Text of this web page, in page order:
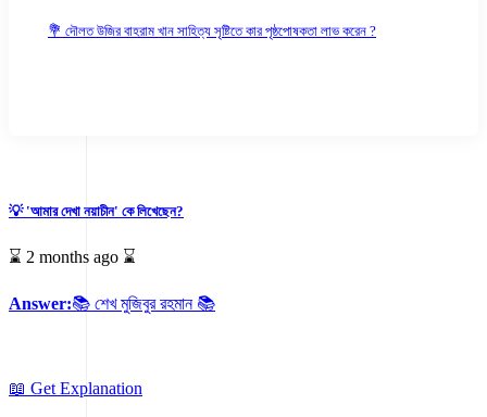
💡 'আমার দেখা নয়াচীন' কে লিখেছেন?
⌛ 2 months ago ⌛
Answer:📚 শেখ মুজিবুর রহমান 📚
📖 Get Explanation
💐 দৌলত উজির বাহরাম খান সাহিত্য সৃষ্টিতে কার পৃষ্ঠপোষকতা লাভ করেন ?